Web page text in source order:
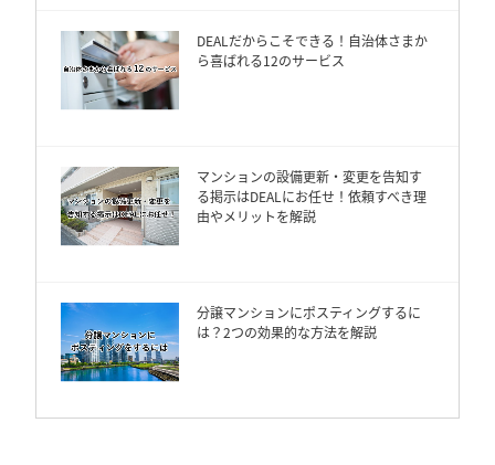
DEALだからこそできる！自治体さまか
ら喜ばれる12のサービス
マンションの設備更新・変更を告知す
る掲示はDEALにお任せ！依頼すべき理
由やメリットを解説
分譲マンションにポスティングするに
は？2つの効果的な方法を解説